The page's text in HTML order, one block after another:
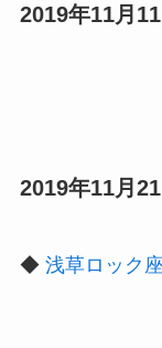
2019年11月
2019年11月
◆ 浅草ロック座